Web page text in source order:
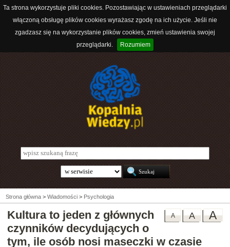
Ta strona wykorzystuje pliki cookies. Pozostawiając w ustawieniach przeglądarki
włączoną obsługę plików cookies wyrażasz zgodę na ich użycie. Jeśli nie
zgadzasz się na wykorzystanie plików cookies, zmień ustawienia swojej
przeglądarki.
Rozumiem
Strona główna > Wiadomości > Psychologia
A
A
A
Kultura to jeden z głównych
czynników decydujących o
tym, ile osób nosi maseczki w czasie